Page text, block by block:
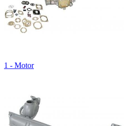
1 - Motor